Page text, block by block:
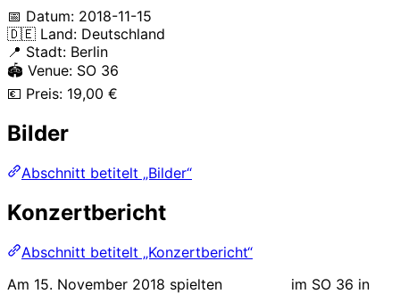
📅 Datum: 2018-11-15
🇩🇪 Land: Deutschland
📍 Stadt: Berlin
🏟️ Venue: SO 36
💶 Preis: 19,00 €
Bilder
Abschnitt betitelt „Bilder“
Konzertbericht
Abschnitt betitelt „Konzertbericht“
Am 15. November 2018 spielten
im SO 36 in